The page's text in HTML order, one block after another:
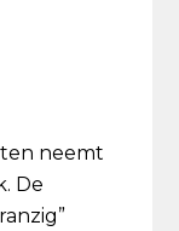
neemt
De